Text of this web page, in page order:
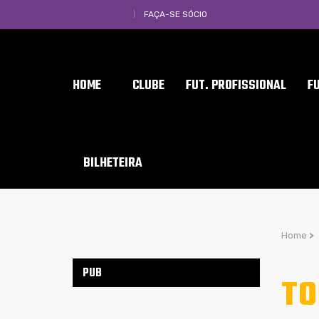
FAÇA-SE SÓCIO
HOME CLUBE FUT. PROFISSIONAL
BILHETEIRA
Home >
PUB